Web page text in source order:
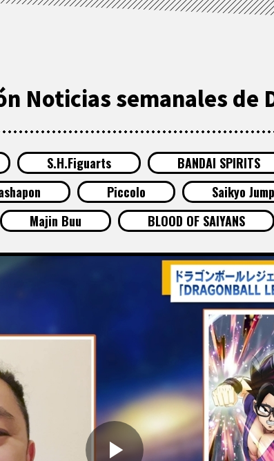
Noticias semanales de
S.H.Figuarts BANDAI SPIRITS
Piccolo Saikyo Jump
Majin Buu BLOOD OF SAIYANS